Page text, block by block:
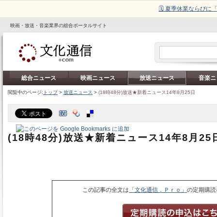
🗓️ 夏季休業ならびに
映画・放送・音楽業界の総合ポータルサイト
総合ニュース 映画ニュース 放送ニュース 音楽
閲覧中のページ: トップ> 放送ニュース > (18時48分)放送★新着ニュース14年8月25日
(18時48分)放送★新着ニュース14年8月25
この記事の全文は 「文化通信．Ｐｒｏ」の定期購